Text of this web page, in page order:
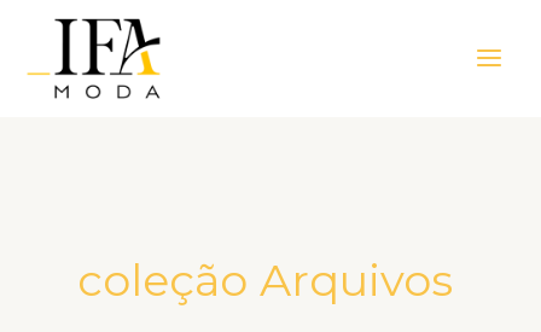
Menu
coleção Arquivos